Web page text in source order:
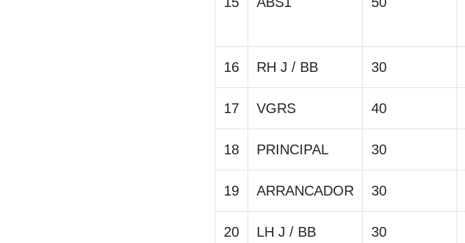
16 RH J / BB 30
17 VGRS 40
18 PRINCIPAL 30
19 ARRANCADOR 30
20 LH J / BB 30